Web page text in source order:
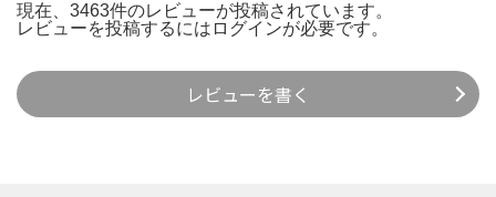
現在、3463件のレビューが投稿されています。
レビューを投稿するには ログインが必要です。
レビューを書く